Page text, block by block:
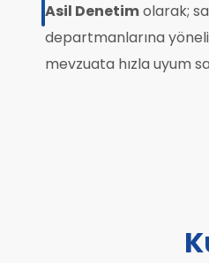
Asil Denetimolarak;
departmanlarına
mevzuata hızla uyum